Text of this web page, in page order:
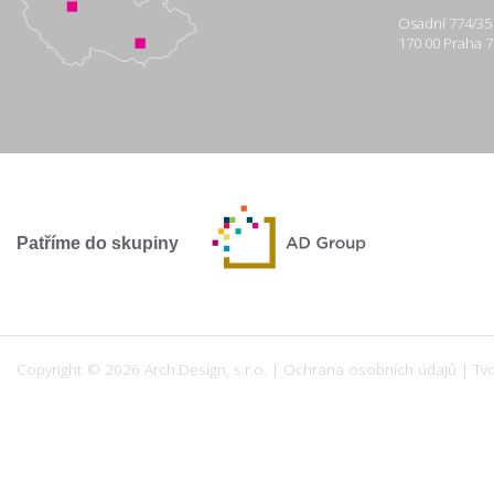
Osadní 774/35
170 00 Praha 7
Patříme do skupiny
Copyright © 2026 Arch.Design, s.r.o. | Ochrana osobních údajů |